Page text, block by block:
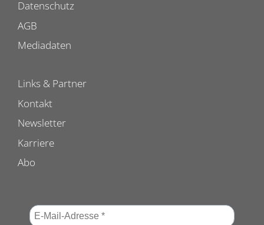
Datenschutz
AGB
Mediadaten
Links & Partner
Kontakt
Newsletter
Karriere
Abo